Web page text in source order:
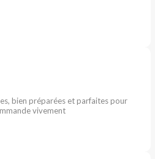
bien préparées et parfaites pour
vivement